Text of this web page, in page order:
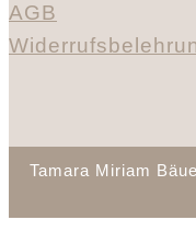
AGB
Tamara Miriam